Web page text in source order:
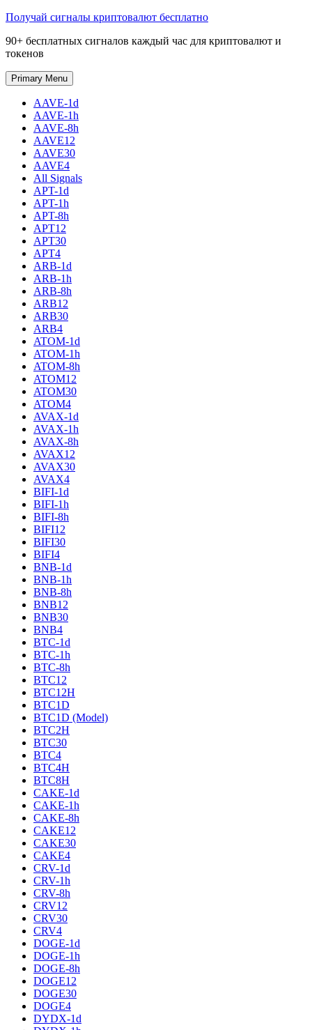
Skip
content
Получай сигналы криптовалют бесплатно
90+ бесплатных сигналов каждый час для криптовалют и
токенов
Primary Menu
AAVE-1d
AAVE-1h
AAVE-8h
AAVE12
AAVE30
AAVE4
All Signals
APT-1d
APT-1h
APT-8h
APT12
APT30
APT4
ARB-1d
ARB-1h
ARB-8h
ARB12
ARB30
ARB4
ATOM-1d
ATOM-1h
ATOM-8h
ATOM12
ATOM30
ATOM4
AVAX-1d
AVAX-1h
AVAX-8h
AVAX12
AVAX30
AVAX4
BIFI-1d
BIFI-1h
BIFI-8h
BIFI12
BIFI30
BIFI4
BNB-1d
BNB-1h
BNB-8h
BNB12
BNB30
BNB4
BTC-1d
BTC-1h
BTC-8h
BTC12
BTC12H
BTC1D
BTC1D (Model)
BTC2H
BTC30
BTC4
BTC4H
BTC8H
CAKE-1d
CAKE-1h
CAKE-8h
CAKE12
CAKE30
CAKE4
CRV-1d
CRV-1h
CRV-8h
CRV12
CRV30
CRV4
DOGE-1d
DOGE-1h
DOGE-8h
DOGE12
DOGE30
DOGE4
DYDX-1d